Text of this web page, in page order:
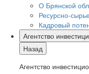
О Брянской
Ресурсно-
Кадровый
Агентство
Назад
Агентство